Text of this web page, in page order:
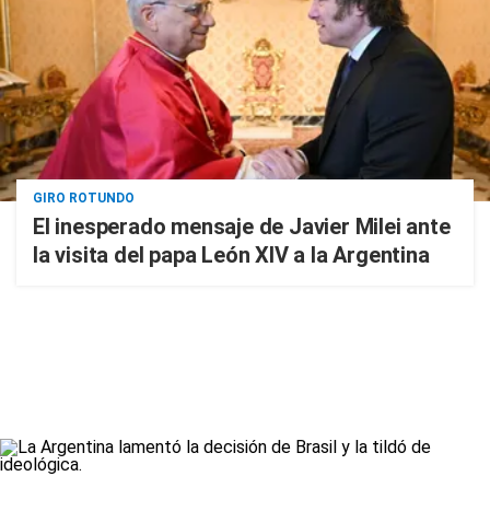
GIRO ROTUNDO
El inesperado mensaje de Javier Milei ante
la visita del papa León XIV a la Argentina